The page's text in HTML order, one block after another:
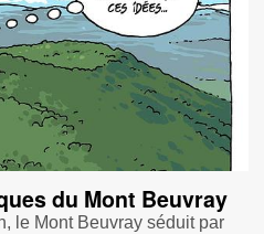
du Mont Beuvray
le Mont Beuvray séduit par